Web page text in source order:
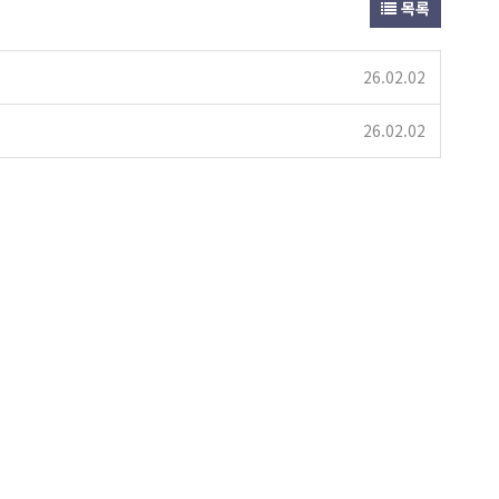
목록
26.02.02
26.02.02